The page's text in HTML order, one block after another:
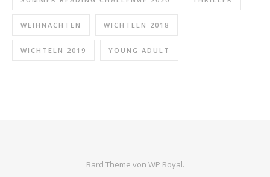
WEIHNACHTEN WICHTELN 2018
WICHTELN 2019 YOUNG ADULT
Bard Theme von WP Royal.